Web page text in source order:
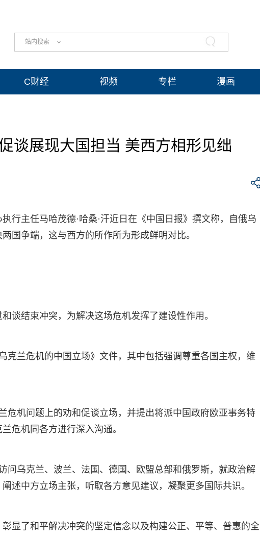
站内搜索
C财经 视频 专栏 漫画
谈展现大国担当 美西方相形见绌
行主任马哈茂德·哈桑·汗近日在《中国日报》撰文称，自俄乌
国争端，这与西方的所作所为形成鲜明对比。
谈结束冲突，为解决这场危机发挥了建设性作用。
克兰危机的中国立场》文件，其中包括强调尊重各国主权，维
危机问题上的劝和促谈立场，并提出将派中国政府欧亚事务特
危机同各方进行深入沟通。
问乌克兰、波兰、法国、德国、欧盟总部和俄罗斯，就政治解
述中方立场主张，听取各方意见建议，凝聚更多国际共识。
显了和平解决冲突的坚定信念以及构建公正、平等、普惠的全